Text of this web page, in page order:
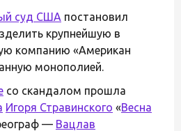
суд США постановил
крупнейшую в
компанию «Американ
монополией.
со скандалом прошла
Игоря Стравинского «Весна
— Вацлав